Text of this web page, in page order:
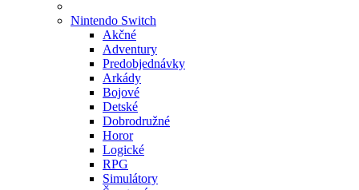
Nintendo Switch
Akčné
Adventury
Predobjednávky
Arkády
Bojové
Detské
Dobrodružné
Horor
Logické
RPG
Simulátory